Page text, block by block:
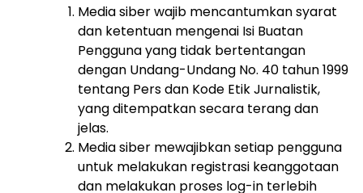
Media siber wajib mencantumkan syarat
dan ketentuan mengenai Isi Buatan
Pengguna yang tidak bertentangan
dengan Undang-Undang No. 40 tahun 1999
tentang Pers dan Kode Etik Jurnalistik,
yang ditempatkan secara terang dan
jelas.
Media siber mewajibkan setiap pengguna
untuk melakukan registrasi keanggotaan
dan melakukan proses log-in terlebih